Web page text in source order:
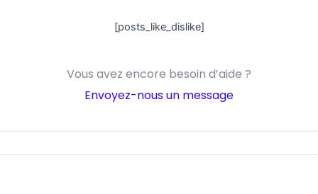
[posts_like_dislike]
Vous avez encore besoin d’aide ?
Envoyez-nous un message